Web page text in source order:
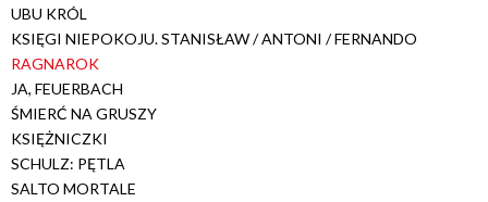
UBU KRÓL
KSIĘ­GI NIE­PO­KO­JU. STA­NI­SŁAW / AN­TO­NI / FER­NAN­DO
RAGNAROK
JA, FEUERBACH
ŚMIERĆ NA GRUSZY
KSIĘŻNICZKI
SCHULZ: PĘTLA
SALTO MORTALE